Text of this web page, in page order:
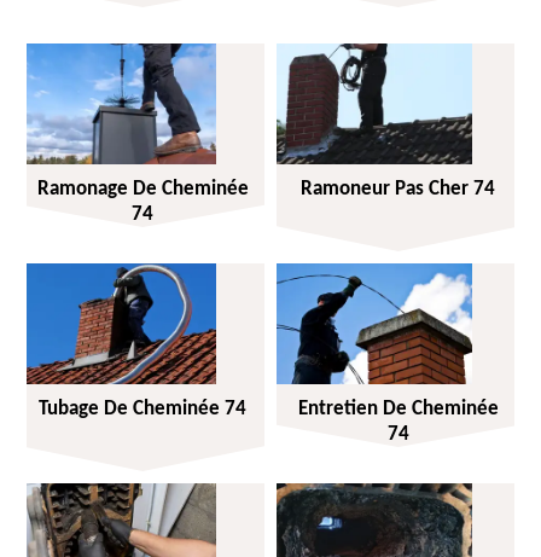
Ramonage De Cheminée
74
Ramoneur Pas Cher 74
Tubage De Cheminée 74
Entretien De Cheminée
74